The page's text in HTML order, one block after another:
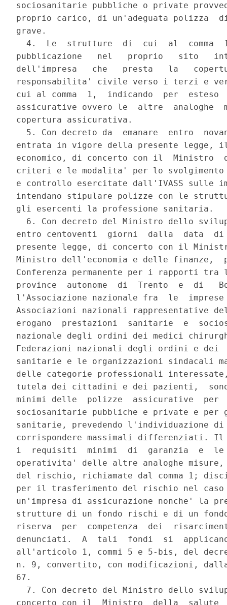
sociosanitarie pubbliche o private
proprio carico, di un'adeguata polizza
grave.
4.  Le  strutture  di  cui  al  comma
pubblicazione   nel   proprio   sito
dell'impresa   che   presta   la
responsabilita' civile verso i terzi e
cui al comma  1,  indicando  per
assicurative ovvero le  altre  analoghe
copertura assicurativa.
5. Con decreto da  emanare  entro
entrata in vigore della presente
economico, di concerto con il
criteri e le modalita' per lo
e controllo esercitate dall'IVASS sulle
intendano stipulare polizze con le
gli esercenti la professione sanitaria.
6. Con decreto del Ministro dello
entro centoventi  giorni  dalla  data
presente legge, di concerto con il
Ministro dell'economia e delle finanze,
Conferenza permanente per i rapporti
province  autonome  di  Trento  e  di
l'Associazione nazionale fra  le
Associazioni nazionali rappresentative
erogano  prestazioni  sanitarie  e
nazionale degli ordini dei medici
Federazioni nazionali degli ordini e
sanitarie e le organizzazioni sindacali
delle categorie professionali
tutela dei cittadini e dei pazienti,
minimi delle  polizze  assicurative
sociosanitarie pubbliche e private e
sanitarie, prevedendo l'individuazione
corrispondere massimali differenziati. Il
i  requisiti  minimi  di  garanzia  e
operativita' delle altre analoghe misure,
del rischio, richiamate dal comma 1;
per il trasferimento del rischio nel
un'impresa di assicurazione nonche' la
strutture di un fondo rischi e di un
riserva  per  competenza  dei
denunciati.  A  tali  fondi  si
all'articolo 1, commi 5 e 5-bis, del
n. 9, convertito, con modificazioni,
67.
7. Con decreto del Ministro dello
concerto con il  Ministro  della  salute